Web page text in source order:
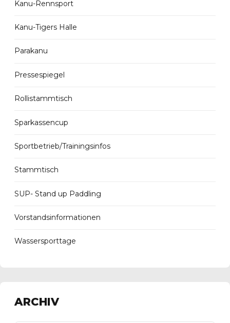
Kanu-Rennsport
Kanu-Tigers Halle
Parakanu
Pressespiegel
Rollistammtisch
Sparkassencup
Sportbetrieb/Trainingsinfos
Stammtisch
SUP- Stand up Paddling
Vorstandsinformationen
Wassersporttage
ARCHIV